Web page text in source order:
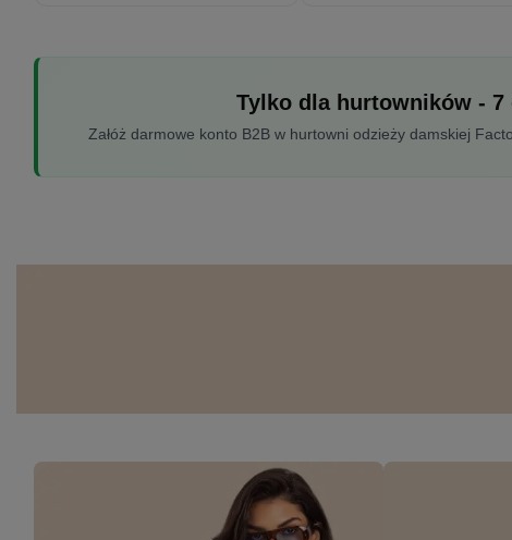
Tylko dla hurtowników - 7
Załóż darmowe konto B2B w hurtowni odzieży damskiej